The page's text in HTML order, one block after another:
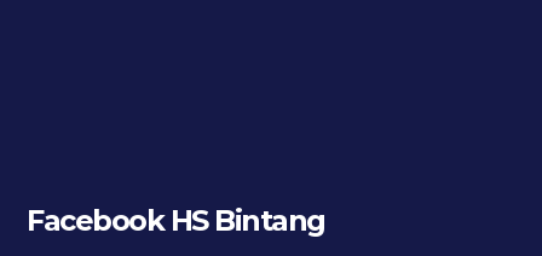
Facebook HS Bintang